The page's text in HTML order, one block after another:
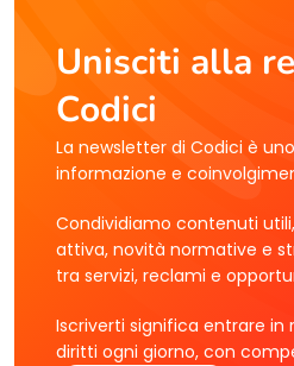
Unisciti alla
Codici
La newsletter di Codici è
informazione e
Condividiamo contenuti
attiva, novità normative e
tra servizi, reclami e
Iscriverti significa entrare
diritti ogni giorno, con